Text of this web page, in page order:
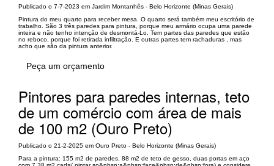
Publicado o 7-7-2023 em Jardim Montanhês - Belo Horizonte (Minas Gerais)
Pintura do meu quarto para receber mesa. O quarto será também meu escritório de
trabalho. São 3 três paredes para pintura, porque meu armário ocupa uma parede
inteira e não tenho intenção de desmontá-Lo. Tem partes das paredes que estão
no reboco, porque foi retirada infiltração. E outras partes tem rachaduras , mas
acho que são da pintura anterior.
Peça um orçamento
Pintores para paredes internas, teto
de um comércio com área de mais
de 100 m2 (Ouro Preto)
Publicado o 21-2-2025 em Ouro Preto - Belo Horizonte (Minas Gerais)
Para a pintura: 155 m2 de paredes, 88 m2 de teto de gesso, duas portas em aço